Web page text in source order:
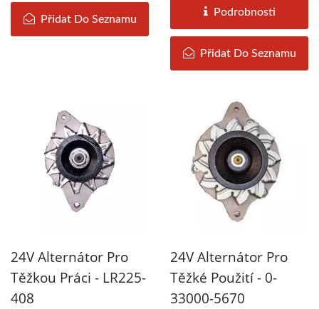
Přidat Do Seznamu
Podrobnosti
Přidat Do Seznamu
24V Alternátor Pro
Těžkou Práci - LR225-
408
24V Alternátor Pro
Těžké Použití - 0-
33000-5670